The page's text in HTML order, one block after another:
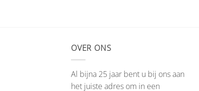
OVER ONS
Al bijna 25 jaar bent u bij ons aan
het juiste adres om in een